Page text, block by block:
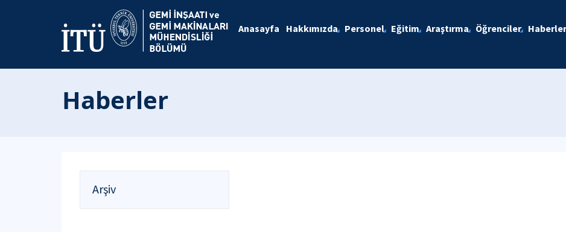
Anasayfa Hakkımızda Personel Eğitim Araştırma Öğrenciler Haberler
Haberler
Arşiv